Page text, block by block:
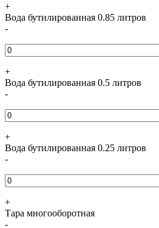
+
Вода бутилированная 0.85 литров
-
+
Вода бутилированная 0.5 литров
-
+
Вода бутилированная 0.25 литров
-
+
Тара многооборотная
-